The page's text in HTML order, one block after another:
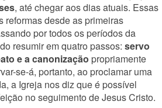
, até chegar aos dias atuais. Essas
reformas desde as primeiras
por todos os períodos da
resumir em quatro passos: servo
e a canonização propriamente
se-á, portanto, ao proclamar uma
a Igreja nos diz que é possível
no seguimento de Jesus Cristo.